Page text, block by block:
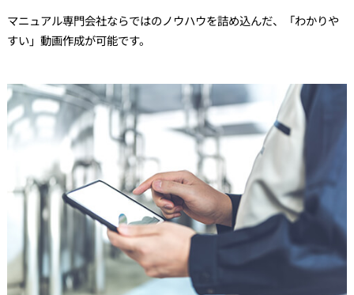
マニュアル専門会社ならではのノウハウを詰め込んだ、「わかりや
すい」動画作成が可能です。